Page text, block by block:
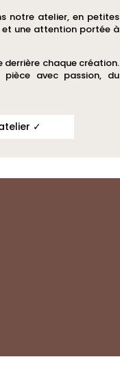
notre atelier, en petites
une attention portée à
derrière chaque création.
pièce avec passion, du
✓